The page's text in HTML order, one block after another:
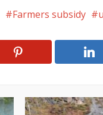
Farmers subsidy